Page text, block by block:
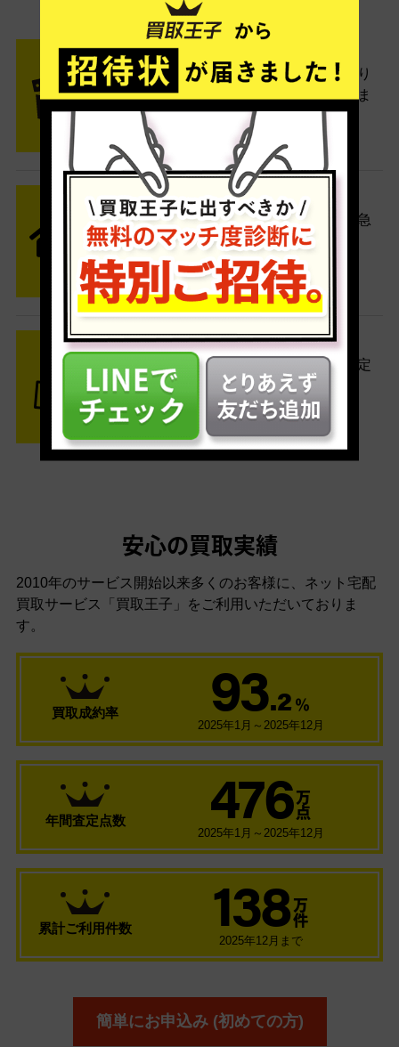
- FLOW -
STEP1 お申込み・梱包
ネットでお申込みしたら、箱に売り
たい商品をいろいろ詰めて梱包しま
す。
STEP2 発送
送料無料でご自宅から発送！佐川急
便がご自宅まで引き取りに伺いま
す。
STEP3 ご入金
査定結果はメールでお知らせ。査定
結果がOKなら金額をお支払い！
安心の買取実績
2010年のサービス開始以来多くのお客様に、 ネット宅配
買取サービス「買取王子」をご利用いただいておりま
す。
買取成約率 93.2 ％
2025年1月～2025年12月
年間査定点数 476 万
点
2025年1月～2025年12月
累計ご利用件数 138 万
件
2025年12月まで
簡単にお申込み (初めての方)